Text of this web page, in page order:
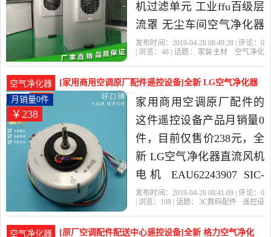
机过滤单元 工业ffu百级层
流罩 无尘车间空气净化器
是2019年u[2200527644278]
很高的空气净化器，由广
东 东莞发货。
发布时间：2019-04-28 08:49:28 | 评论： 0
| 浏览： 48| 话题： 家装主材
空气净化
空气净化器
[家用商用空调原厂配件遥控设备]全新 LG空气净化器
直流风机电机 月销量0件仅售238元
￥238
月销量0件
家用商用空调原厂配件的
这件遥控设备产品月销量0
件，目前仅售价238元，全
新 LG空气净化器直流风机
电机 EAU62243907 SIC-
39CVL-D828-6是2019年家
3C数码配件当中性价比很
发布时间：2019-04-28 08:41:09 | 评论： 0
| 浏览： 108 | 话题： 3C数码配件
遥控设
空气净化器
[原厂空调配件配送中心遥控设备]全新 格力空气净化